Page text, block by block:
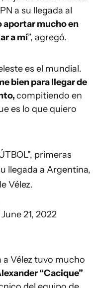
a su llegada al
aportar mucho en
a mí”, agregó.
es el mundial.
bien para llegar de
compitiendo en
es lo que quiero
primeras
llegada a Argentina,
Vélez.
June 21, 2022
Vélez tuvo mucho
“Cacique”